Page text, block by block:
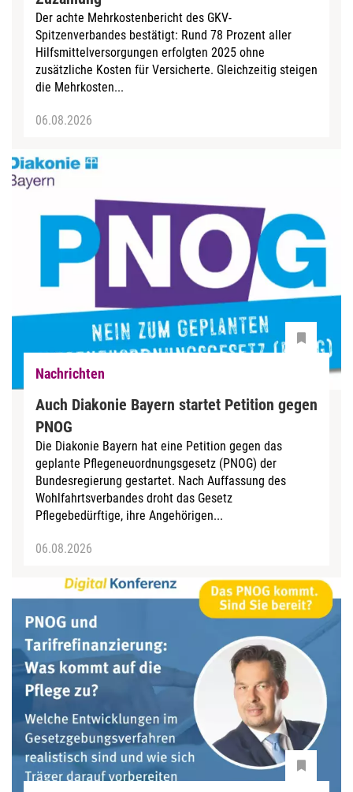
Der achte Mehrkostenbericht des GKV-
Spitzenverbandes bestätigt: Rund 78 Prozent aller
Hilfsmittelversorgungen erfolgten 2025 ohne
zusätzliche Kosten für Versicherte. Gleichzeitig steigen
die Mehrkosten...
06.08.2026
Nachrichten
Auch Diakonie Bayern startet Petition gegen
PNOG
Die Diakonie Bayern hat eine Petition gegen das
geplante Pflegeneuordnungsgesetz (PNOG) der
Bundesregierung gestartet. Nach Auffassung des
Wohlfahrtsverbandes droht das Gesetz
Pflegebedürftige, ihre Angehörigen...
06.08.2026